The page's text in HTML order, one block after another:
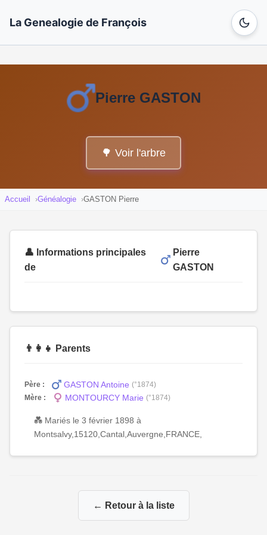
La Genealogie de François
Pierre GASTON
🌳 Voir l'arbre
Accueil Généalogie GASTON Pierre
👤 Informations principales
de
Pierre
GASTON
👨‍👩‍👧 Parents
Père : GASTON Antoine (°1874)
Mère :
MONTOURCY Marie (°1874)
💑 Mariés le 3 février 1898 à
Montsalvy,15120,Cantal,Auvergne,FRANCE,
← Retour à la liste